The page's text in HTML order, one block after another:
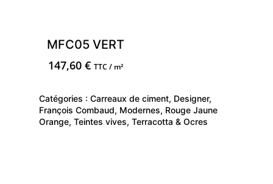
MFC05 VERT
147,60€ TTC / m²
Catégories : Carreaux de ciment, Designer,
François Combaud, Modernes, Rouge Jaune
Orange, Teintes vives, Terracotta & Ocres